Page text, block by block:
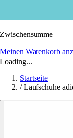
Zwischensumme
Meinen Warenkorb
Loading...
Startseite
/ Laufschuhe